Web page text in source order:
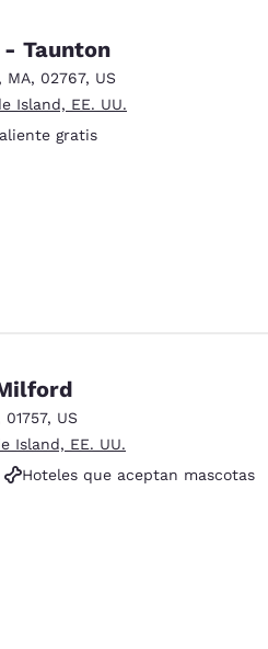
- Taunton
, MA, 02767, US
Island, EE. UU.
gratis
660 reseñas
01757, US
Island, EE. UU.
Hoteles que aceptan mascotas
335 reseñas